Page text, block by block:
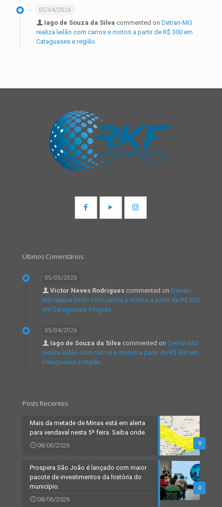
05/04/2026
Iago de Souza da Silva commented on Detran-MG
realiza leilão com carros e motos a partir de R$ 300 em
Cataguases e região.
Últimos Comentários
05/05/2026
Victor Neves Rodrigues commented on Detran-
MG realiza leilão com carros e motos a partir de R$ 300
em Cataguases e região.
05/04/2026
Iago de Souza da Silva commented on Detran-MG
realiza leilão com carros e motos a partir de R$ 300 em
Cataguases e região.
Posts Recentes
0
Mais da metade de Minas está em alerta
para vendaval nesta 5ª feira. Saiba onde.
08/06/2026
0
Prospera São João é lançado com maior
pacote de investimentos da história do
município.
08/06/2026